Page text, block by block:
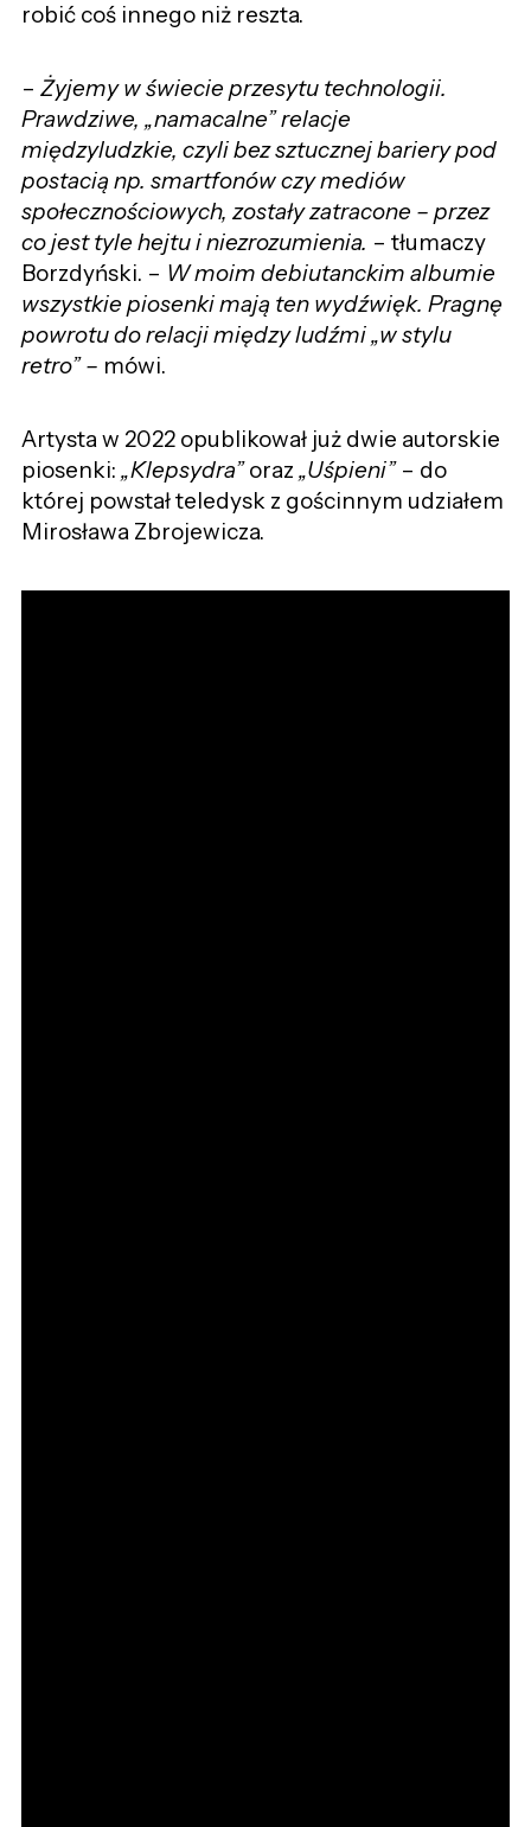
robić coś innego niż reszta.
– Żyjemy w świecie przesytu technologii.
Prawdziwe, „namacalne” relacje
międzyludzkie, czyli bez sztucznej bariery pod
postacią np. smartfonów czy mediów
społecznościowych, zostały zatracone – przez
co jest tyle hejtu i niezrozumienia. – tłumaczy
Borzdyński. – W moim debiutanckim albumie
wszystkie piosenki mają ten wydźwięk. Pragnę
powrotu do relacji między ludźmi „w stylu
retro” – mówi.
Artysta w 2022 opublikował już dwie autorskie
piosenki: „Klepsydra”oraz „Uśpieni”– do
której powstał teledysk z gościnnym udziałem
Mirosława Zbrojewicza.